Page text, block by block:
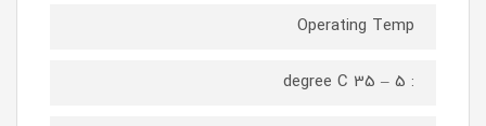
Operating Temp
: 5 – 35 degree C